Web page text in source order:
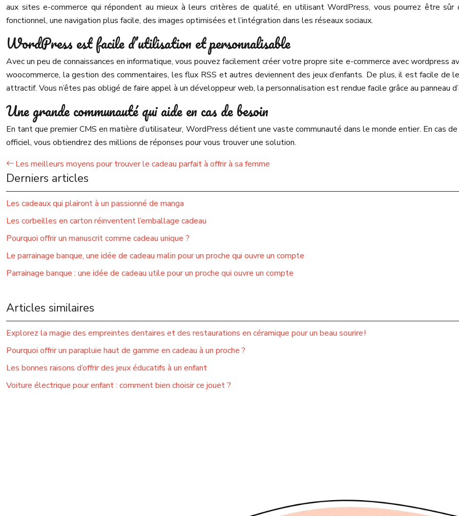
aux sites e-commerce qui répondent au mieux à leurs critères de qualité, en utilisant WordPress, vous pourrez être sûr
fonctionnel, une navigation plus facile, des images optimisées et l’intégration dans les réseaux sociaux.
WordPress est facile d’utilisation et personnalisable
Avec un peu de connaissances en informatique, vous pouvez facilement créer votre propre site e-commerce avec wordpress
woocommerce, la gestion des commentaires, les flux RSS et autres deviennent des jeux d’enfants. De plus, il est facile de
attractif. Vous n’êtes pas obligé de faire appel à un développeur web, la personnalisation est rendue facile grâce au panneau
Une grande communauté qui aide en cas de besoin
En tant que premier CMS en matière d’utilisateur, WordPress détient une vaste communauté dans le monde entier. En cas
officiel, vous obtiendrez des millions de réponses pour vous trouver une solution.
Les meilleurs moyens pour trouver le cadeau parfait à offrir à sa femme
Derniers articles
Les cadeaux qui plairont à un passionné de manga
Les corbeilles en carton réinventent l’emballage cadeau
Pourquoi offrir un manuscrit comme cadeau unique ?
Le parrainage banque, une idée de cadeau malin pour un proche qui ouvre un compte
Parrainage banque : une idée de cadeau utile pour un proche qui ouvre un compte
Articles similaires
Explorez la magie des empreintes dentaires et des restaurations en céramique pour un beau sourire !
Pourquoi offrir un parapluie haut de gamme en cadeau à un proche ?
Les bonnes raisons d’offrir des jeux éducatifs à un enfant
Voiture électrique pour enfant : comment bien choisir ce jouet ?